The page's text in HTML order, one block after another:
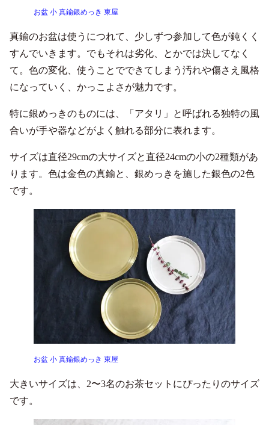
お盆 小 真鍮銀めっき 東屋
真鍮のお盆は使うにつれて、少しずつ参加して色が鈍くく
すんでいきます。でもそれは劣化、とかでは決してなく
て。色の変化、使うことでできてしまう汚れや傷さえ風格
になっていく、かっこよさが魅力です。
特に銀めっきのものには、「アタリ」と呼ばれる独特の風
合いが手や器などがよく触れる部分に表れます。
サイズは直径29cmの大サイズと直径24cmの小の2種類があ
ります。色は金色の真鍮と、銀めっきを施した銀色の2色
です。
お盆 小 真鍮銀めっき 東屋
大きいサイズは、2〜3名のお茶セットにぴったりのサイズ
です。